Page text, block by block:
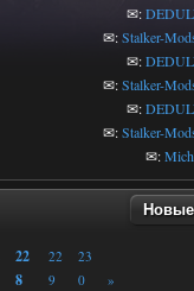
✉:
✉:Stalker-
✉:
✉:Stalker-
✉:
✉:Stalker-
✉:
22
8
22
9
23
0
»